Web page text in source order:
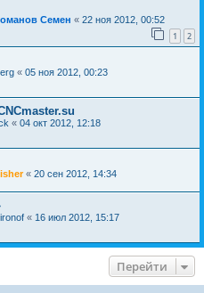
Семен « 22 ноя 2012, 00:52
1 2
« 05 ноя 2012, 00:23
« 04 окт 2012, 12:18
« 20 сен 2012, 14:34
« 16 июл 2012, 15:17
Перейти